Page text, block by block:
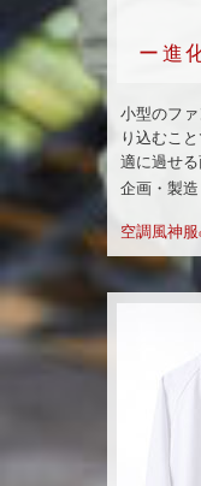
ー進
小型のフ
り込むこ
適に過せ
企画・製造
空調風神服